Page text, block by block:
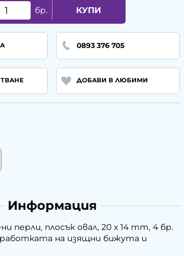
бр. КУПИ
0893 376 705
ДОБАВИ В ЛЮБИМИ
Информация
перли, плосък овал, 20 x 14 mm, 4 бр.
на изящни бижута и